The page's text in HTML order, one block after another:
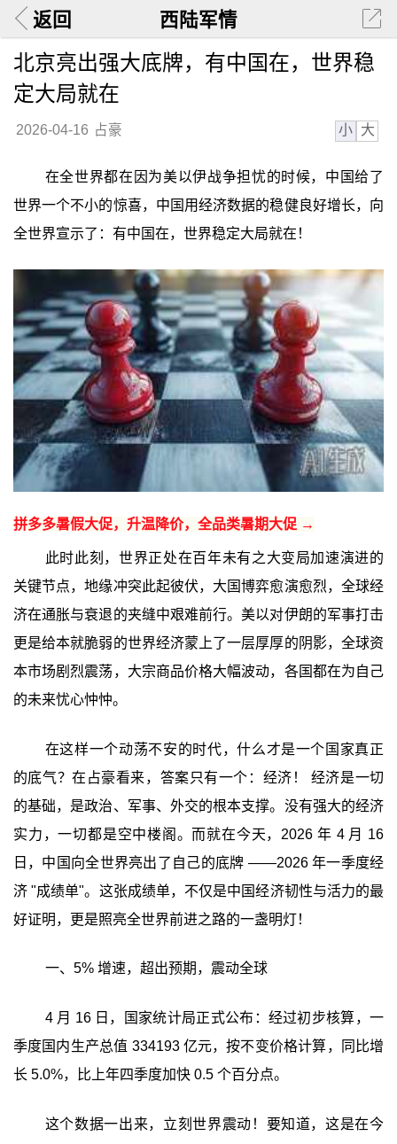
返回 西陆军情
北京亮出强大底牌，有中国在，世界稳
定大局就在
2026-04-16 占豪 小 大
在全世界都在因为美以伊战争担忧的时候，中国给了
世界一个不小的惊喜，中国用经济数据的稳健良好增长，向
全世界宣示了：有中国在，世界稳定大局就在！
拼多多暑假大促，升温降价，全品类暑期大促 →
此时此刻，世界正处在百年未有之大变局加速演进的
关键节点，地缘冲突此起彼伏，大国博弈愈演愈烈，全球经
济在通胀与衰退的夹缝中艰难前行。美以对伊朗的军事打击
更是给本就脆弱的世界经济蒙上了一层厚厚的阴影，全球资
本市场剧烈震荡，大宗商品价格大幅波动，各国都在为自己
的未来忧心忡忡。
在这样一个动荡不安的时代，什么才是一个国家真正
的底气？在占豪看来，答案只有一个：经济！ 经济是一切
的基础，是政治、军事、外交的根本支撑。没有强大的经济
实力，一切都是空中楼阁。而就在今天，2026 年 4 月 16
日，中国向全世界亮出了自己的底牌 ——2026 年一季度经
济 "成绩单"。这张成绩单，不仅是中国经济韧性与活力的最
好证明，更是照亮全世界前进之路的一盏明灯！
一、5% 增速，超出预期，震动全球
4 月 16 日，国家统计局正式公布：经过初步核算，一
季度国内生产总值 334193 亿元，按不变价格计算，同比增
长 5.0%，比上年四季度加快 0.5 个百分点。
这个数据一出来，立刻世界震动！要知道，这是在今